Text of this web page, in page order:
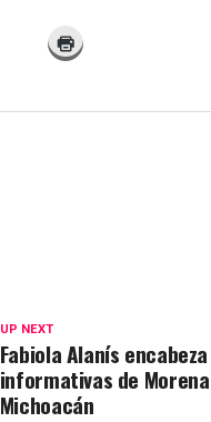
UP NEXT
Fabiola Alanís
informativas de
Michoacán